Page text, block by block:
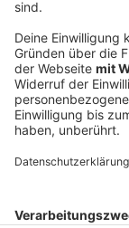
Anzeige